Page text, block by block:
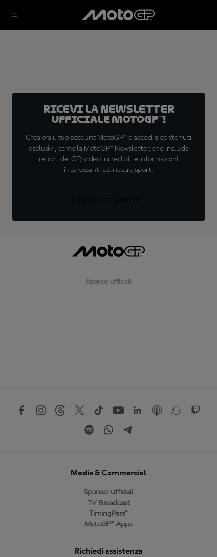
Ricevi la newsletter
ufficiale MotoGP™!
Crea ora il tuo account MotoGP™ e accedi a contenuti
esclusivi, come la MotoGP™ Newsletter, che include
report dei GP, video incredibili e informazioni
interessanti sul nostro sport.
Sponsor ufficiali
Media & Commercial
Sponsor ufficiali
TV Broadcast
TimingPass™
MotoGP™ Apps
Richiedi assistenza